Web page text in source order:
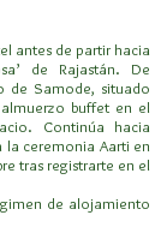
antes de partir hacia
de Rajastán. De
de Samode, situado
buffet en el
Continúa hacia
la ceremonia Aarti en
tras registrarte en el
de alojamiento